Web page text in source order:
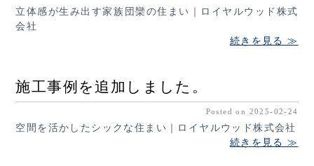
立体感が生み出す家族団欒の住まい｜ロイヤルウッド株式
会社
続きを見る ≫
施工事例を追加しました。
Posted on 2025-02-24
空間を活かしたシックな住まい｜ロイヤルウッド株式会社
続きを見る ≫